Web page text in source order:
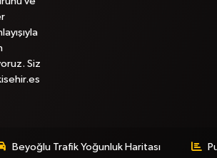
Siz
Beyoğlu Trafik Yoğunluk Haritası